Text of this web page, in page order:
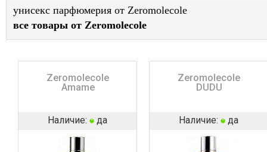
унисекс парфюмерия от Zeromolecole
все товары от Zeromolecole
Zeromolecole
Amame
Наличие: да
Zeromolecole
DUDU
Наличие: да